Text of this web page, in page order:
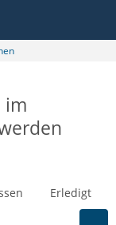
im
Erledigt